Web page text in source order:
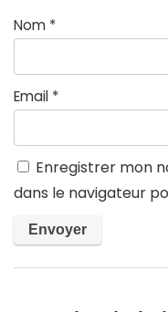
Nom *
Email *
Enregistrer mon
dans le navigateur